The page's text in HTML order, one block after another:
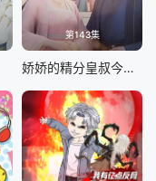
第143集
娇娇的精分皇叔今天又吃醋了